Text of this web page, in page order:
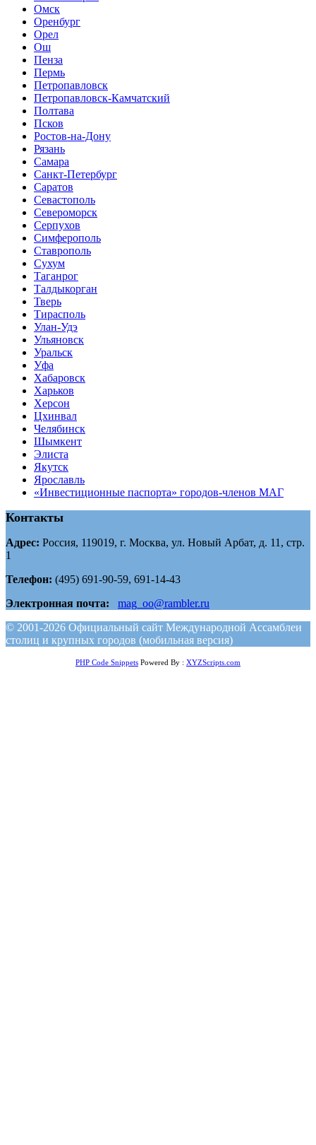
Омск
Оренбург
Орел
Ош
Пенза
Пермь
Петропавловск
Петропавловск-Камчатский
Полтава
Псков
Ростов-на-Дону
Рязань
Самара
Санкт-Петербург
Саратов
Севастополь
Североморск
Серпухов
Симферополь
Ставрополь
Сухум
Таганрог
Tалдыкорган
Тверь
Тирасполь
Улан-Удэ
Ульяновск
Уральск
Уфа
Хабаровск
Харьков
Херсон
Цхинвал
Челябинск
Шымкент
Элиста
Якутск
Ярославль
«Инвестиционные паспорта» городов-членов МАГ
Контакты
Адрес: Россия, 119019, г. Москва, ул. Новый Арбат, д. 11, стр.
1
Телефон: (495) 691-90-59, 691-14-43
Электронная почта:
mag_oo@rambler.ru
© 2001-2026 Официальный сайт Международной Ассамблеи
столиц и крупных городов (мобильная версия)
PHP Code Snippets Powered By : XYZScripts.com